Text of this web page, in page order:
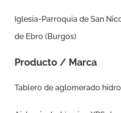
Iglesia-Parroquia de San
de Ebro (Burgos)
Producto / Marca
Tablero de aglomerado